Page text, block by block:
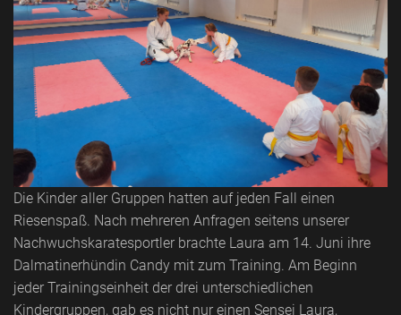
Die Kinder aller Gruppen hatten auf jeden Fall einen
Riesenspaß. Nach mehreren Anfragen seitens unserer
Nachwuchskaratesportler brachte Laura am 14. Juni ihre
Dalmatinerhündin Candy mit zum Training. Am Beginn
jeder Trainingseinheit der drei unterschiedlichen
Kindergruppen, gab es nicht nur einen Sensei Laura,